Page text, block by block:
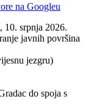
na Googleu
10. srpnja 2026.
javnih površina
jezgru)
do spoja s